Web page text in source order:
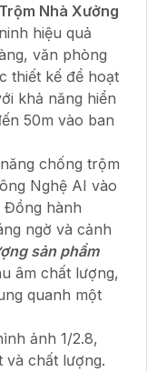
Nhà Xưởng
hiệu quả
văn phòng
thiết kế để hoạt
khả năng hiển
50m vào ban
chống trộm
Nghệ AI vào
Đồng hành
ngờ và cảnh
sản phẩm
âm chất lượng,
quanh một
ảnh 1/2.8,
và chất lượng.